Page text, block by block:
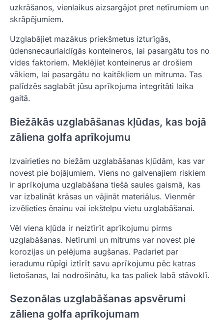
uzkrāšanos, vienlaikus aizsargājot pret netīrumiem un
skrāpējumiem.
Uzglabājiet mazākus priekšmetus izturīgās,
ūdensnecaurlaidīgās konteineros, lai pasargātu tos no
vides faktoriem. Meklējiet konteinerus ar drošiem
vākiem, lai pasargātu no kaitēkļiem un mitruma. Tas
palīdzēs saglabāt jūsu aprīkojuma integritāti laika
gaitā.
Biežākās uzglabāšanas kļūdas, kas bojā
zāliena golfa aprīkojumu
Izvairieties no biežām uzglabāšanas kļūdām, kas var
novest pie bojājumiem. Viens no galvenajiem riskiem
ir aprīkojuma uzglabāšana tiešā saules gaismā, kas
var izbalināt krāsas un vājināt materiālus. Vienmēr
izvēlieties ēnainu vai iekštelpu vietu uzglabāšanai.
Vēl viena kļūda ir neiztīrīt aprīkojumu pirms
uzglabāšanas. Netīrumi un mitrums var novest pie
korozijas un pelējuma augšanas. Padariet par
ieradumu rūpīgi iztīrīt savu aprīkojumu pēc katras
lietošanas, lai nodrošinātu, ka tas paliek labā stāvoklī.
Sezonālas uzglabāšanas apsvērumi
zāliena golfa aprīkojumam